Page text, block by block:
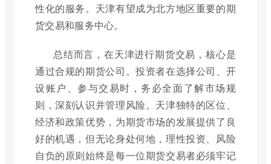
性化的服务。天津有望成为北方地区重要的期
货交易和服务中心。
总结而言，在天津进行期货交易，核心是
通过合规的期货公司。投资者在选择公司、开
设账户、参与交易时，务必全面了解市场规
则，深刻认识并管理风险。天津独特的区位、
经济和政策优势，为期货市场的发展提供了良
好的机遇，但无论身处何地，理性投资、风险
自负的原则始终是每一位期货交易者必须牢记